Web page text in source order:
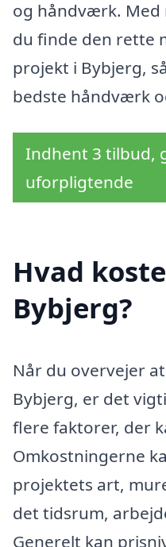
og håndværk. Med
du finde den rette
projekt i Bybjerg,
bedste håndværk
Indhent 3 tilbud,
uforpligtende
Hvad
Bybjerg?
Når du overvejer
Bybjerg, er det
flere faktorer, der
Omkostningerne
projektets art,
det tidsrum,
Generelt kan